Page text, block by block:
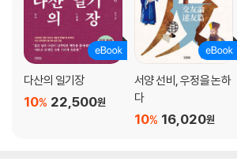
시가 만나는 자리
식물명의 착종과 오해 ― 접시꽃과 해바라기의 혼동
참고문헌
수록문 출처
다산의 일기장
22,500원
10%
서양 선비, 우정을 논하
다
16,020원
10%